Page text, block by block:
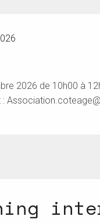
2026 de 10h00 à
: